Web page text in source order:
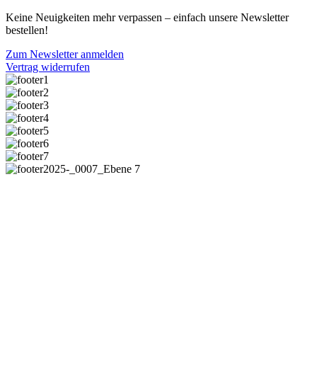
Keine Neuigkeiten mehr verpassen – einfach unsere Newsletter
bestellen!
Zum Newsletter anmelden
Vertrag widerrufen